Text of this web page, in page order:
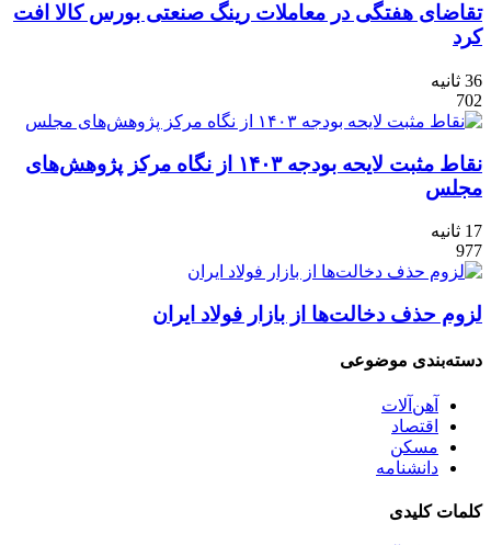
تقاضای هفتگی در معاملات رینگ صنعتی بورس‌ کالا افت
کرد
36 ثانیه
702
نقاط مثبت لایحه بودجه ۱۴۰۳ از نگاه مرکز پژوهش‌های
مجلس
17 ثانیه
977
لزوم حذف دخالت‌ها از بازار فولاد ایران
دسته‌بندی موضوعی
آهن‌آلات
اقتصاد
مسکن
دانشنامه
کلمات کلیدی